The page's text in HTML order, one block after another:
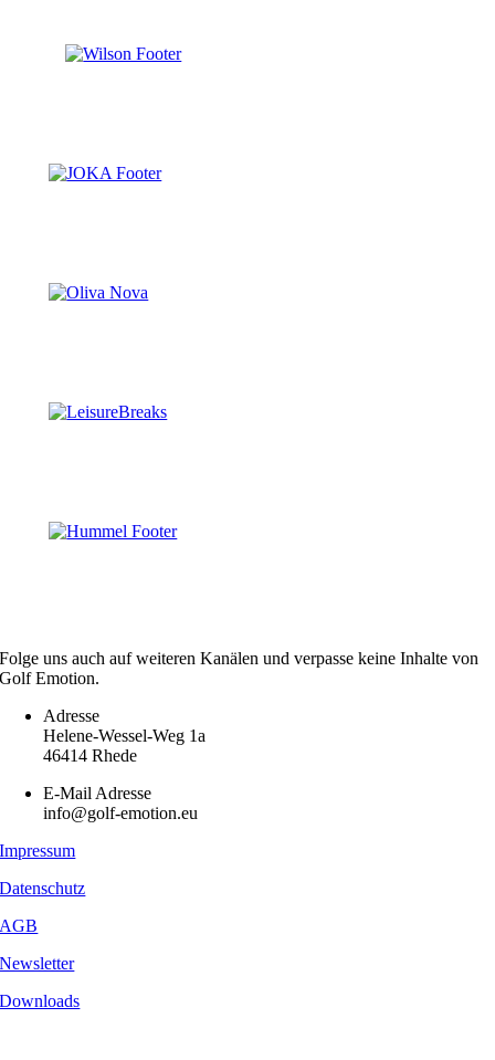
Folge uns auch auf weiteren Kanälen und verpasse keine Inhalte von
Golf Emotion.
Adresse
Helene-Wessel-Weg 1a
46414 Rhede
E-Mail Adresse
info@golf-emotion.eu
Impressum
Datenschutz
AGB
Newsletter
Downloads